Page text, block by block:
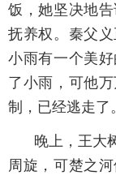
饭，她坚决地
抚养权。秦父
小雨有一个美
了小雨，可他
制，已经逃走了。
晚上，王大
周旋，可楚之